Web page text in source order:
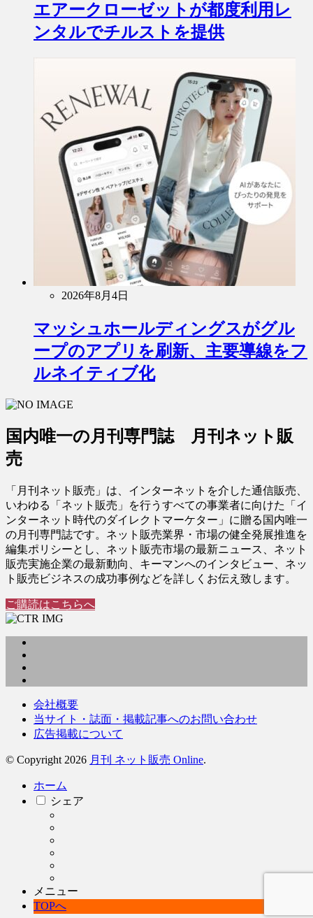
エアークローゼットが都度利用レ
ンタルでチルストを提供
2026年8月4日
マッシュホールディングスがグル
ープのアプリを刷新、主要導線をフ
ルネイティブ化
国内唯一の月刊専門誌 月刊ネット販
売
「月刊ネット販売」は、インターネットを介した通信販売、
いわゆる「ネット販売」を行うすべての事業者に向けた「イ
ンターネット時代のダイレクトマーケター」に贈る国内唯一
の月刊専門誌です。ネット販売業界・市場の健全発展推進を
編集ポリシーとし、ネット販売市場の最新ニュース、ネット
販売実施企業の最新動向、キーマンへのインタビュー、ネッ
ト販売ビジネスの成功事例などを詳しくお伝え致します。
ご購読はこちらへ
会社概要
当サイト・誌面・掲載記事へのお問い合わせ
広告掲載について
© Copyright 2026 月刊 ネット販売 Online.
ホーム
シェア
メニュー
TOPへ